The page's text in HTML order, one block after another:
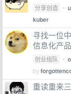
分享创造 •
kuber
寻找一位
信息化产品
创业组队 •
by
重读重来